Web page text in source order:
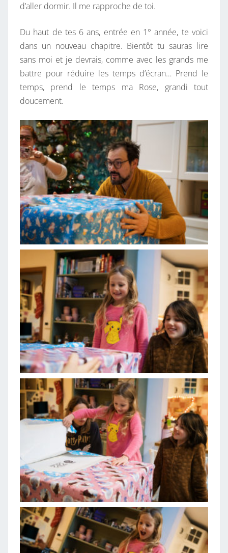
d’aller dormir. Il me rapproche de toi.
Du haut de tes 6 ans, entrée en 1° année, te voici
dans un nouveau chapitre. Bientôt tu sauras lire
sans moi et je devrais, comme avec les grands me
battre pour réduire les temps d’écran… Prend le
temps, prend le temps ma Rose, grandi tout
doucement.